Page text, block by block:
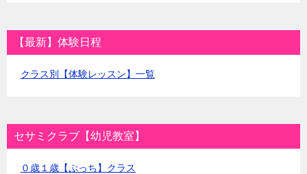
【最新】体験日程
クラス別【体験レッスン】一覧
セサミクラブ【幼児教室】
０歳１歳【ぷっち】クラス